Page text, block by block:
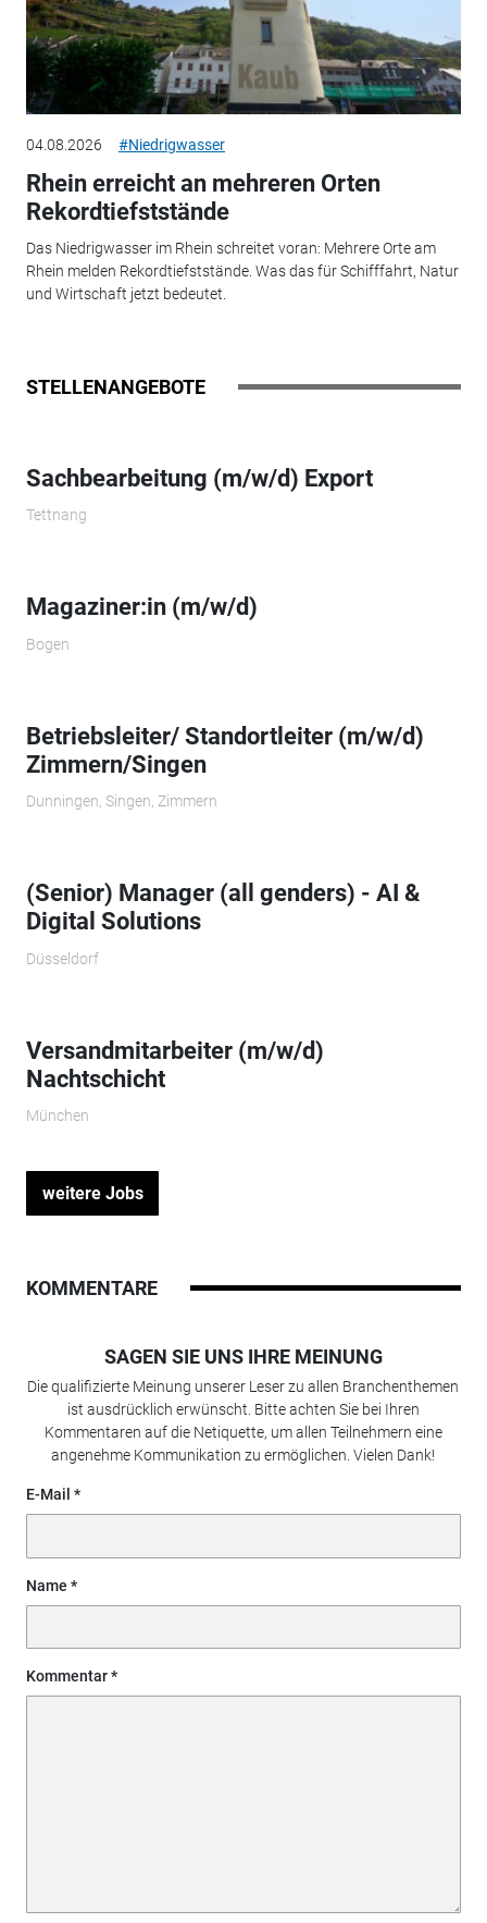
04.08.2026 #Niedrigwasser
Rhein erreicht an mehreren Orten
Rekordtiefststände
Das Niedrigwasser im Rhein schreitet voran: Mehrere Orte am
Rhein melden Rekordtiefststände. Was das für Schifffahrt, Natur
und Wirtschaft jetzt bedeutet.
STELLENANGEBOTE
Sachbearbeitung (m/w/d) Export
Tettnang
Magaziner:in (m/w/d)
Bogen
Betriebsleiter/ Standortleiter (m/w/d)
Zimmern/Singen
Dunningen, Singen, Zimmern
(Senior) Manager (all genders) - AI &
Digital Solutions
Düsseldorf
Versandmitarbeiter (m/w/d)
Nachtschicht
München
weitere Jobs
KOMMENTARE
SAGEN SIE UNS IHRE MEINUNG
Die qualifizierte Meinung unserer Leser zu allen Branchenthemen
ist ausdrücklich erwünscht. Bitte achten Sie bei Ihren
Kommentaren auf die Netiquette, um allen Teilnehmern eine
angenehme Kommunikation zu ermöglichen. Vielen Dank!
E-Mail
Name
Kommentar